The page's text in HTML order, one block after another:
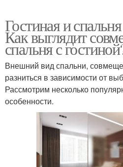
Гостиная и
Как выглядит
спальня с
Внешний вид спальни,
разниться в зависимости от
Рассмотрим несколько
особенности.